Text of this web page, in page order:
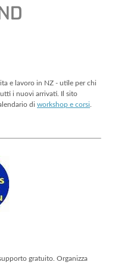
e lavoro in NZ - utile per chi
i nuovi arrivati. Il sito
di workshop e corsi
gratuito. Organizza